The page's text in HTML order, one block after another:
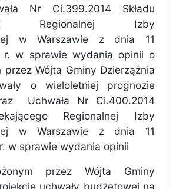
Nr Ci.399.2014 Składu
Regionalnej Izby
w Warszawie z dnia 11
r. w sprawie wydania opinii o
przez Wójta Gminy Dzierzążnia
o wieloletniej prognozie
Uchwała Nr Ci.400.2014
Regionalnej Izby
w Warszawie z dnia 11
w sprawie wydania opinii
przez Wójta Gminy
uchwały budżetowej na